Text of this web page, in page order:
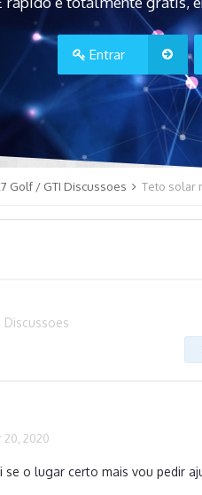
Entrar
Golf / GTI Discussoes Teto solar
20, 2020
se o lugar certo mais vou pedir